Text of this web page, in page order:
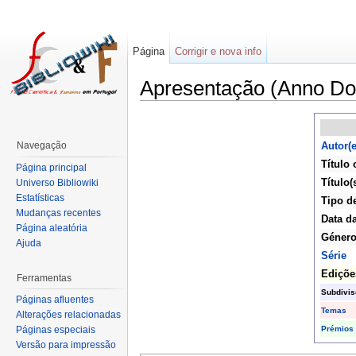
Apresentação (Anno
Título
Tipo
Data
Género
Série
Temas
Prémios
Página Corrigir e nova info
Navegação
Página principal
Universo Bibliowiki
Estatísticas
Mudanças recentes
Página aleatória
Ajuda
Ferramentas
Páginas afluentes
Alterações relacionadas
Páginas especiais
Versão para impressão